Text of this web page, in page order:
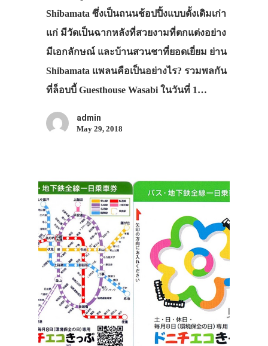
Shibamata ซึ่งเป็นถนนช้อปปิ้งแบบดั้งเดิมเก่า
แก่ มีวัดเป็นฉากหลังที่สวยงามที่ตกแต่งอย่าง
มีเอกลักษณ์ และบ้านสวนชาที่ยอดเยี่ยม ย่าน
Shibamata แพลนคือเป็นอย่างไร? รวมพลกัน
ที่ล็อบบี้ Guesthouse Wasabi ในวันที่ 1…
admin
May 29, 2018